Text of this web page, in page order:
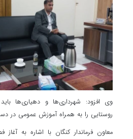
وی افزود: شهرداری‌ها و دهیاری‌ها
روستایی را به همراه آموزش عمومی در
معاون فرماندار کنگان با اشاره به آغاز